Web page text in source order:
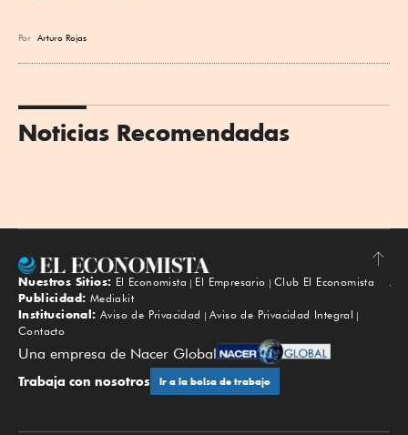
Por Arturo Rojas
Noticias Recomendadas
Subir
Nuestros Sitios: El Economista El Empresario
Club El Economista
Publicidad: Mediakit
Institucional: Aviso de Privacidad
Aviso de Privacidad Integral
Contacto
Una empresa de Nacer Global
Trabaja con nosotros Ir a la bolsa de trabajo